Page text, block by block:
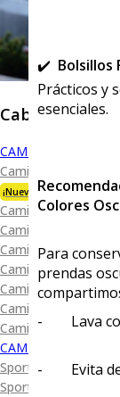
Caballero
CAMISAS
Camisa Premium
¡Nueva Colección!
Camisa Blanca
Camisa Performance
Camisa Piqué
Camisa Oxford
Camisa Lisa y
Camisa Diseño
Camisa Cuadro y
CAMISA SPORT
Sport Lisas
Sport Diseño
✔️ Bolsillos
Prácticos y
esenciales.
Colores
Para
prendas
- Lava con
- Evita